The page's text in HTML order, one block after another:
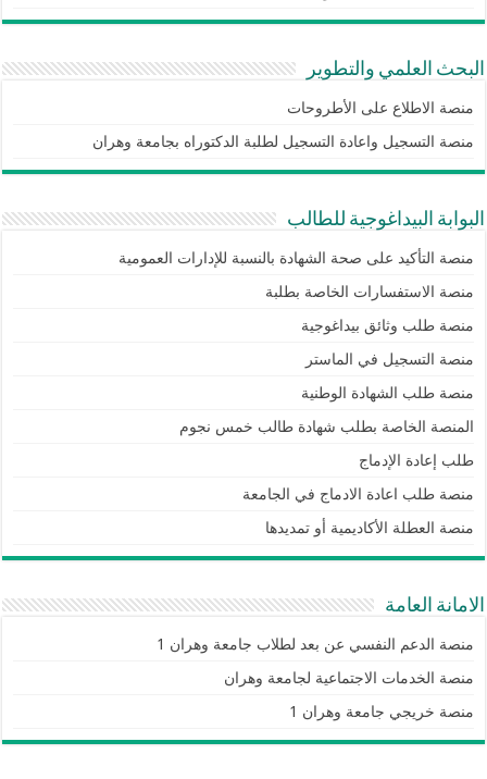
البحث العلمي والتطوير
منصة الاطلاع على الأطروحات
منصة التسجيل واعادة التسجيل لطلبة الدكتوراه بجامعة وهران
البوابة البيداغوجية للطالب
منصة التأكيد على صحة الشهادة بالنسبة للإدارات العمومية
منصة الاستفسارات الخاصة بطلبة
منصة طلب وثائق بيداغوجية
منصة التسجيل في الماستر
منصة طلب الشهادة الوطنية
المنصة الخاصة بطلب شهادة طالب خمس نجوم
طلب إعادة الإدماج
منصة طلب اعادة الادماج في الجامعة
منصة العطلة الأكاديمية أو تمديدها
الامانة العامة
منصة الدعم النفسي عن بعد لطلاب جامعة وهران 1
منصة الخدمات الاجتماعية لجامعة وهران
منصة خريجي جامعة وهران 1